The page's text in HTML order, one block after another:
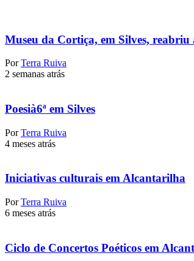
Museu da Cortiça, em Silves, reabriu
Por Terra Ruiva
2 semanas atrás
Poesià6ª em Silves
Por Terra Ruiva
4 meses atrás
Iniciativas culturais em Alcantarilha
Por Terra Ruiva
6 meses atrás
Ciclo de Concertos Poéticos em